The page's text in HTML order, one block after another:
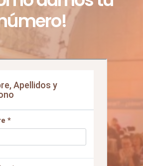
paso es tan
darnos tu